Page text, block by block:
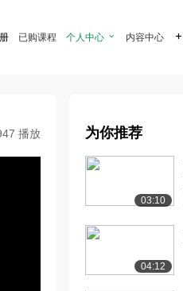
已购课程 个人中心  内容中心 
播放 为你推荐
03:10
04:12